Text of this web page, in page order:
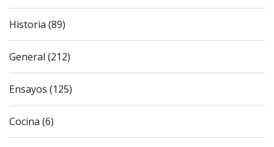
Historia (89)
General (212)
Ensayos (125)
Cocina (6)